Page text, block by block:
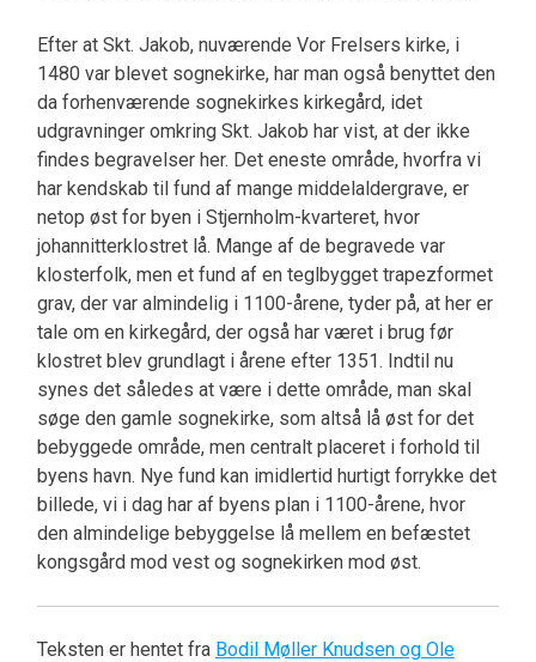
Efter at Skt. Jakob, nuværende Vor Frelsers kirke, i
1480 var blevet sognekirke, har man også benyttet den
da forhenværende sognekirkes kirkegård, idet
udgravninger omkring Skt. Jakob har vist, at der ikke
findes begravelser her. Det eneste område, hvorfra vi
har kendskab til fund af mange middelaldergrave, er
netop øst for byen i Stjernholm-kvarteret, hvor
johannitterklostret lå. Mange af de begravede var
klosterfolk, men et fund af en teglbygget trapezformet
grav, der var almindelig i 1100-årene, tyder på, at her er
tale om en kirkegård, der også har været i brug før
klostret blev grundlagt i årene efter 1351. Indtil nu
synes det således at være i dette område, man skal
søge den gamle sognekirke, som altså lå øst for det
bebyggede område, men centralt placeret i forhold til
byens havn. Nye fund kan imidlertid hurtigt forrykke det
billede, vi i dag har af byens plan i 1100-årene, hvor
den almindelige bebyggelse lå mellem en befæstet
kongsgård mod vest og sognekirken mod øst.
Teksten er hentet fra Bodil Møller Knudsen og Ole